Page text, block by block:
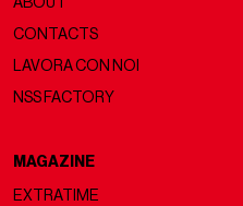
CONTACTS
LAVORA CON NOI
NSS FACTORY
MAGAZINE
EXTRATIME